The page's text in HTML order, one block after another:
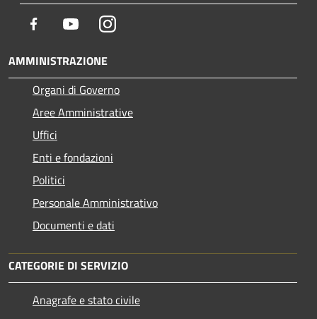
Facebook YoutubeInstagram
AMMINISTRAZIONE
Organi di Governo
Aree Amministrative
Uffici
Enti e fondazioni
Politici
Personale Amministrativo
Documenti e dati
CATEGORIE DI SERVIZIO
Anagrafe e stato civile